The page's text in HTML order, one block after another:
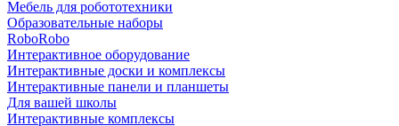
Мебель для робототехники
Образовательные наборы
RoboRobo
Интерактивное оборудование
Интерактивные доски и комплексы
Интерактивные панели и планшеты
Для вашей школы
Интерактивные комплексы